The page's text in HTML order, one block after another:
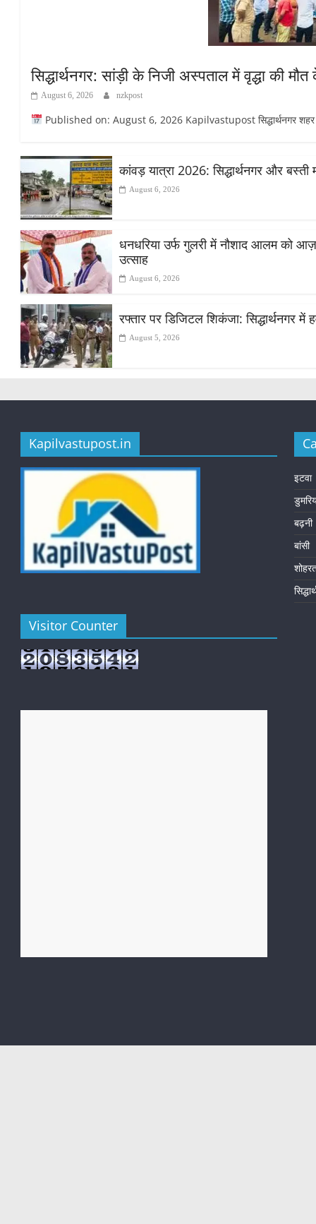
सिद्धार्थनगर: सांड़ी के निजी अस्पताल में वृद्धा की
August 6, 2026 nzkpost
Published on: August 6, 2026 Kapilvastupost सिद्धार्थनगर शहर के
कांवड़ यात्रा 2026: सिद्धार्थनगर और
August 6, 2026
धनधरिया उर्फ गुलरी में नौशाद आलम को
उत्साह
August 6, 2026
रफ्तार पर डिजिटल शिकंजा: सिद्धार्थनगर
August 5, 2026
Kapilvastupost.in
Visitor Counter
इटवा
बढ़नी
बांसी